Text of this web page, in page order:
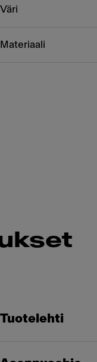
Väri
Materiaali
Tuotelehti